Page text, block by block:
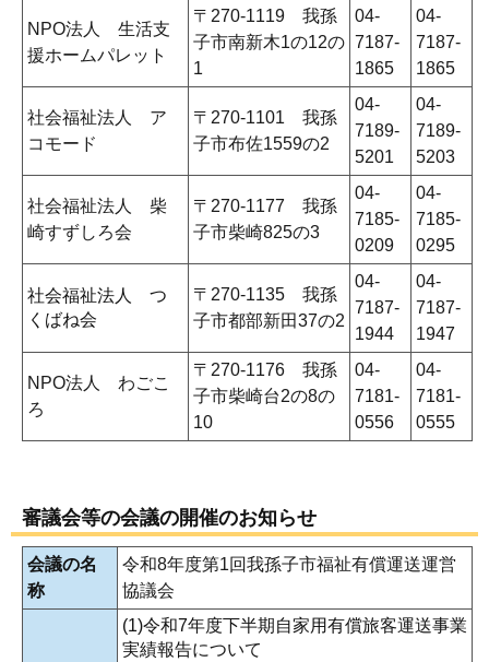
NPO法人 生活支
援ホームパレット
〒270-1119 我孫
子市南新木1の12の
1
04-
7187-
1865
04-
7187-
1865
社会福祉法人 ア
コモード
〒270-1101 我孫
子市布佐1559の2
04-
7189-
5201
04-
7189-
5203
社会福祉法人 柴
崎すずしろ会
〒270-1177 我孫
子市柴崎825の3
04-
7185-
0209
04-
7185-
0295
社会福祉法人 つ
くばね会
〒270-1135 我孫
子市都部新田37の2
04-
7187-
1944
04-
7187-
1947
NPO法人 わごこ
ろ
〒270-1176 我孫
子市柴崎台2の8の
10
04-
7181-
0556
04-
7181-
0555
審議会等の会議の開催のお知らせ
会議の名
称
令和8年度第1回我孫子市福祉有償運送運営
協議会
(1)令和7年度下半期自家用有償旅客運送事業
実績報告について